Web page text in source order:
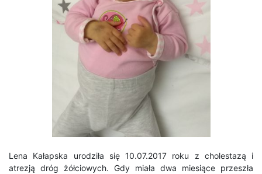
Lena Kałapska urodziła się 10.07.2017 roku z cholestazą i
atrezją dróg żółciowych. Gdy miała dwa miesiące przeszła